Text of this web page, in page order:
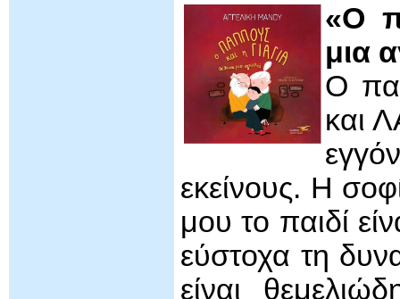
«Ο
μια
Ο
και
εκείνους. Η
μου το παιδί
εύστοχα τη
είναι